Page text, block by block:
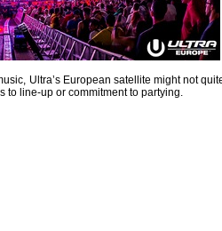
Ultra’s European satellite might not
to line-up or commitment to partying.